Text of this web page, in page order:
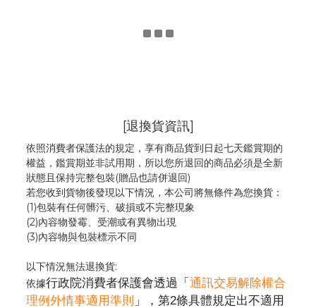
[退換貨資訊]
依照消費者保護法的規定，享有商品貨到日起七天鑑賞期的
權益，鑑賞期並非試用期，所以您所退回的商品必須是全新
狀態且保持完整包裝(贈品也請併退回)
若您收到貨物後發現以下情況，本公司將無條件為您換貨：
(1)包裝有任何髒污、破損或不完整現象
(2)內容物發霉、 受潮或有異物出現
(3)內容物與包裝標示不同
以下情況無法退換貨:
依據行政院消費者保護會透過「 通訊交易解除權合
理例外情事適用準則 」，第2條具體規定出不適用